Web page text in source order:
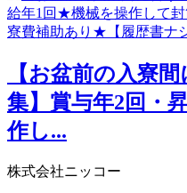
【お盆前の入寮
集】賞与年2回・
作し...
株式会社ニッコー